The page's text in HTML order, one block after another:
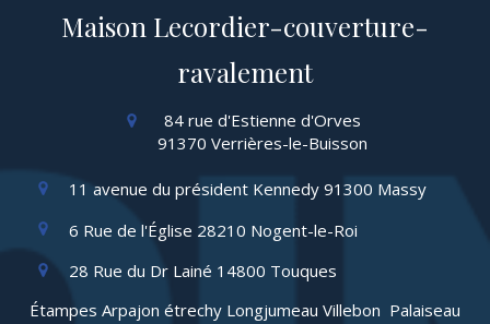
Maison Lecordier-couverture-
ravalement
84 rue d'Estienne d'Orves
91370 Verrières-le-Buisson
11 avenue du président Kennedy 91300 Massy
6 Rue de l'Église 28210 Nogent-le-Roi
28 Rue du Dr Lainé 14800 Touques
Étampes Arpajon étrechy Longjumeau Villebon Palaiseau